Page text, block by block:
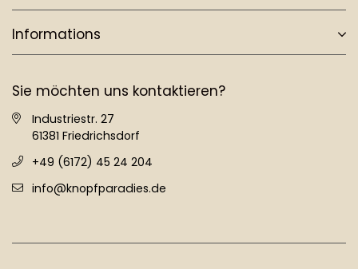
Informations
Sie möchten uns kontaktieren?
Industriestr. 27
61381 Friedrichsdorf
+49 (6172) 45 24 204
info@knopfparadies.de